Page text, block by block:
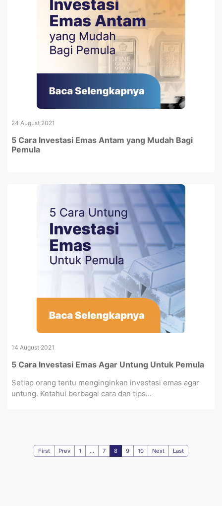
24 August 2021
5 Cara Investasi Emas Antam yang Mudah Bagi
Pemula
14 August 2021
5 Cara Investasi Emas Agar Untung Untuk Pemula
Setiap orang tentu menginginkan investasi emas agar
untung. Ketahui berbagai cara dan tips...
First Prev 1 ... 7 8 9 10 Next Last